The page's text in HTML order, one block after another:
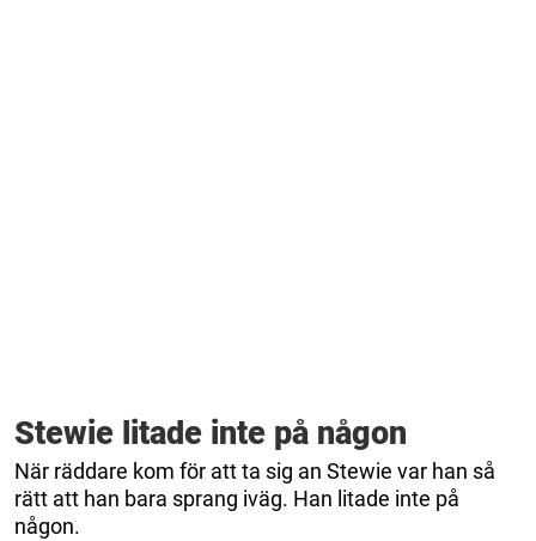
Stewie litade inte på någon
När räddare kom för att ta sig an Stewie var han så
rätt att han bara sprang iväg. Han litade inte på
någon.